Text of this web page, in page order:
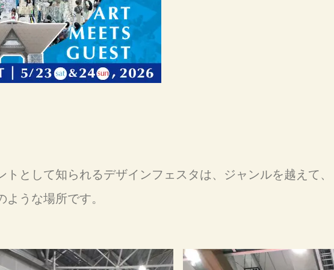
トとして知られるデザインフェスタは、ジャンルを越えて
うな場所です。